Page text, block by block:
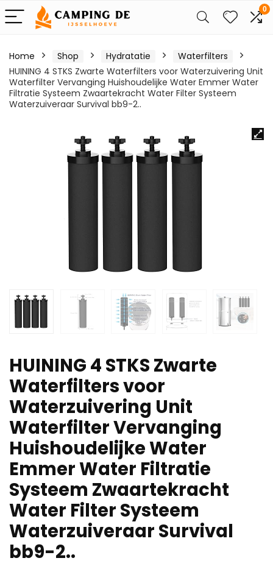
0
Home Shop Hydratatie
Waterfilters
HUINING 4 STKS Zwarte Waterfilters voor Waterzuivering Unit
Waterfilter Vervanging Huishoudelijke Water Emmer Water
Filtratie Systeem Zwaartekracht Water Filter Systeem
Waterzuiveraar Survival bb9-2..
HUINING 4 STKS Zwarte
Waterfilters voor
Waterzuivering Unit
Waterfilter Vervanging
Huishoudelijke Water
Emmer Water Filtratie
Systeem Zwaartekracht
Water Filter Systeem
Waterzuiveraar Survival
bb9-2..